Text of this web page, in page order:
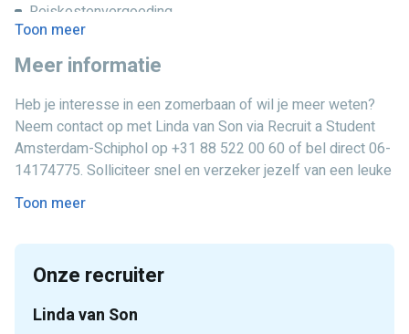
Reiskostenvergoeding
Opbouw van vakantiegeld en vakantie-uren
Flexibele werktijden (minimaal 16 tot maximaal 40 uur per
Afwisselende en leerzame werkomgeving
Direct duidelijkheid over je rooster na de inwerkdag
Toon meer
Meer informatie
Heb je interesse in een zomerbaan of wil je meer weten?
Neem contact op met Linda van Son via Recruit a Student
Amsterdam-Schiphol op +31 88 522 00 60 of bel direct 06-
14174775. Solliciteer snel en verzeker jezelf van een leuke
vakantiebaan deze zomer!
Toon meer
Onze recruiter
Linda van Son